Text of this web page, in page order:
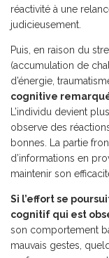
réactivité à une
judicieusement.
Puis, en raison du
(accumulation de
d’énergie,
cognitive
L’individu devient
observe des
bonnes. La partie
d’informations en
maintenir son
Si l’effort se
cognitif qui est
son comportement
mauvais gestes,